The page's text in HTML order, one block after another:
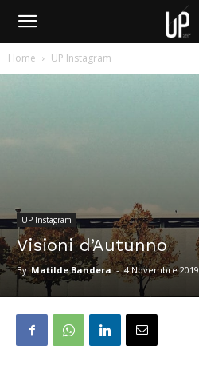
Home UP Instagram
UP Instagram
Visioni d’Autunno
By Matilde Bandera - 4 Novembre 2019